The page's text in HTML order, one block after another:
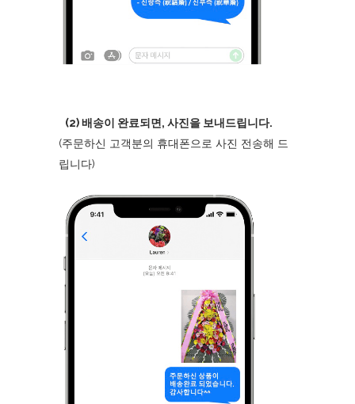
(2) 배송이 완료되면, 사진을 보내드립니다.
(주문하신 고객분의 휴대폰으로 사진 전송해 드
립니다)